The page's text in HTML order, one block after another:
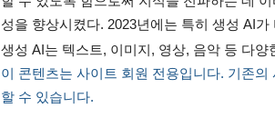
성을 향상시켰다. 2023년에는 특히 생성 AI
생성 AI는 텍스트, 이미지, 영상, 음악 등 다양
이 콘텐츠는 사이트 회원 전용입니다. 기존
할 수 있습니다.